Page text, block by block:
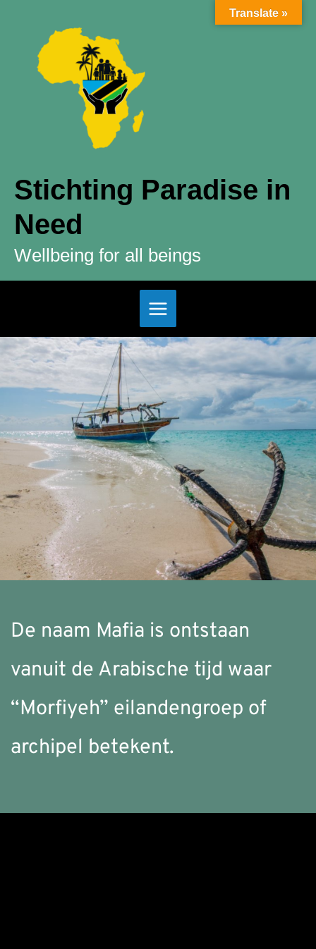
Stichting Paradise in
Need
Wellbeing for all beings
De naam Mafia is ontstaan
vanuit de Arabische tijd waar
“Morfiyeh” eilandengroep of
archipel betekent.
Translate »